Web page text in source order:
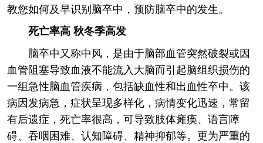
教您如何及早识别脑卒中，预防脑卒中的发生。
死亡率高 秋冬季高发
脑卒中又称中风，是由于脑部血管突然破裂或因
血管阻塞导致血液不能流入大脑而引起脑组织损伤的
一组急性脑血管疾病，包括缺血性和出血性卒中。该
病因发病急，症状呈现多样化，病情变化迅速，常留
有后遗症，死亡率很高，可导致肢体瘫痪、语言障
碍、吞咽困难、认知障碍、精神抑郁等。更为严重的